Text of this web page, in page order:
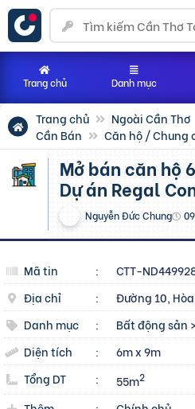
Trang chủ Ngoài Cần Thơ
Cần Bán
Căn hộ / Chung
Mở bán căn hộ 6 sao toà Mira –
Dự án Regal
Nguyễn Đức Chung
Mã tin :
CTT-
Địa chỉ
:
Đường 10,
Danh mục
: Bất động sản
Diện tích
:
6m x 9m
Tổng DT
: 55m2
Trang chủ Danh mục